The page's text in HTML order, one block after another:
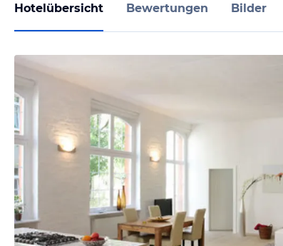
Hotelübersicht Bewertungen Bilder